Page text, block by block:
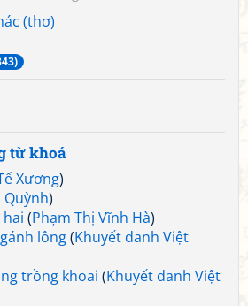
(thơ)
từ khoá
Xương)
Quỳnh)
(Phạm Thị Vĩnh Hà)
lông(Khuyết danh Việt
trồng khoai (Khuyết danh Việt